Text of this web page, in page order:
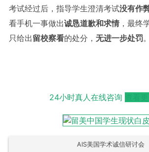
考试经过后，指导学生澄清考试没有作
看手机一事做出诚恳道歉和求情 ，最终
只给出留校察看的处分， 无进一步处罚。
24小时真人在线咨询
AIS美国学术诚信研讨会